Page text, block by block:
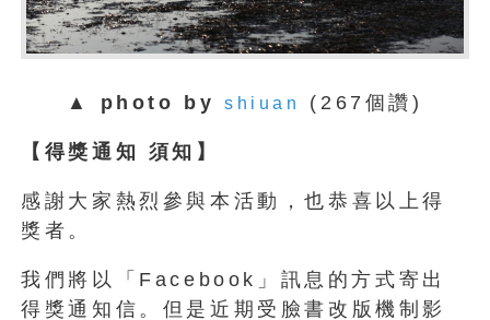
▲ photo byshiuan (267個讚)
【得獎通知 須知】
感謝大家熱烈參與本活動，也恭喜以上得
獎者。
我們將以「Facebook」訊息的方式寄出
得獎通知信。但是近期受臉書改版機制影